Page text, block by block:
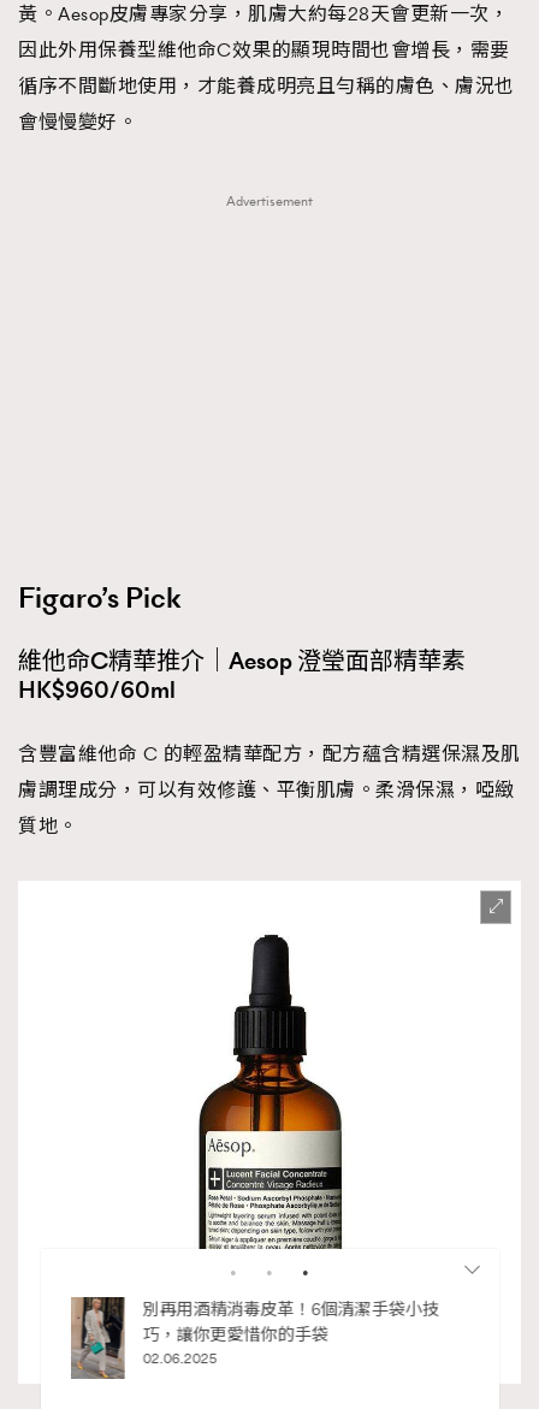
黃。Aesop皮膚專家分享，肌膚大約每28天會更新一次，
因此外用保養型維他命C效果的顯現時間也會增長，需要
循序不間斷地使用，才能養成明亮且勻稱的膚色、膚況也
會慢慢變好。
Advertisement
Figaro’s Pick
維他命C精華推介｜Aesop 澄瑩面部精華素
HK$960/60ml
含豐富維他命 C 的輕盈精華配方，配方蘊含精選保濕及肌
膚調理成分，可以有效修護、平衡肌膚。柔滑保濕，啞緻
質地。
別再用酒精消毒皮革！6個清潔手袋小技
巧，讓你更愛惜你的手袋
02.06.2025